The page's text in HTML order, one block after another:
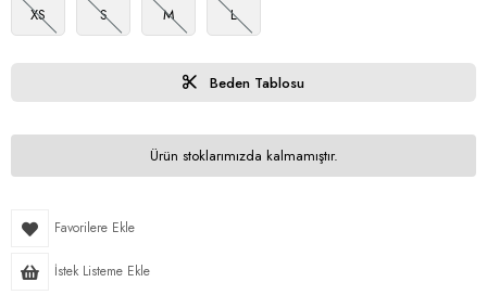
XS S M L
Beden Tablosu
Ürün stoklarımızda kalmamıştır.
Favorilere Ekle
İstek Listeme Ekle